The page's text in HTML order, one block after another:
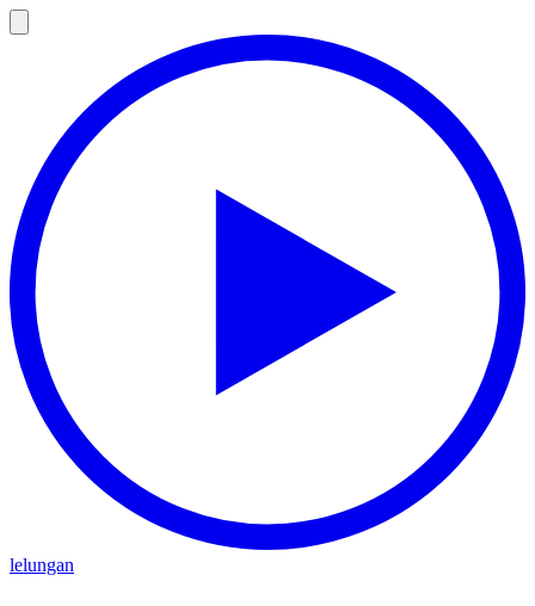
lelungan